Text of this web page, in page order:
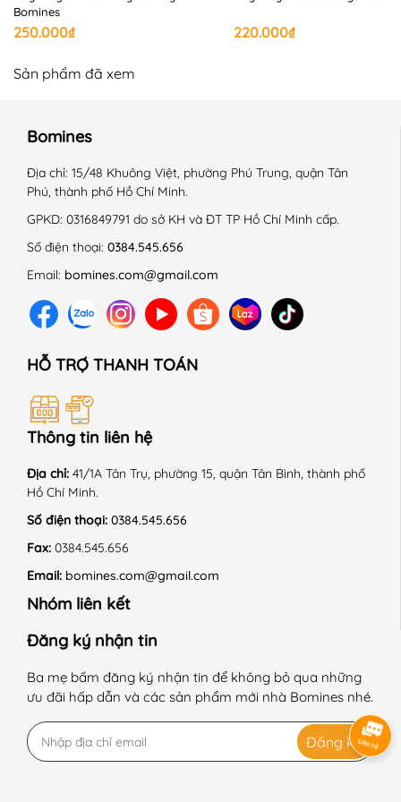
+ Không là lên chi tiết trang trí.
------------------------------------------------------------
#quanaotreem #thoitrangtreem #phimhoathinh
#Capybara
Bomines
250.000₫ 220.000₫
Sản phẩm đã xem
Bomines
Địa chỉ: 15/48 Khuông Việt, phường Phú Trung, quận Tân
Phú, thành phố Hồ Chí Minh.
GPKD: 0316849791 do sở KH và ĐT TP Hồ Chí Minh cấp.
Số điện thoại: 0384.545.656
Email: bomines.com@gmail.com
HỖ TRỢ THANH TOÁN
Thông tin liên hệ
Địa chỉ: 41/1A Tân Trụ, phường 15, quận Tân Bình, thành phố
Hồ Chí Minh.
Số điện thoại: 0384.545.656
Fax: 0384.545.656
Email: bomines.com@gmail.com
Nhóm liên kết
Đăng ký nhận tin
Ba mẹ bấm đăng ký nhận tin để không bỏ qua những
ưu đãi hấp dẫn và các sản phẩm mới nhà Bomines nhé.
Đăng ký